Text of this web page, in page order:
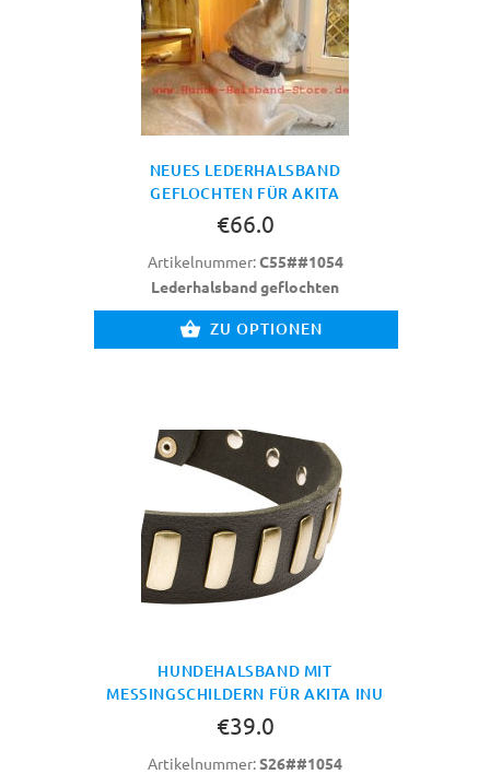
NEUES LEDERHALSBAND
GEFLOCHTEN FÜR AKITA
€66.0
Artikelnummer:C55##1054
Lederhalsband geflochten
ZU OPTIONEN
HUNDEHALSBAND MIT
MESSINGSCHILDERN FÜR AKITA INU
€39.0
Artikelnummer:S26##1054